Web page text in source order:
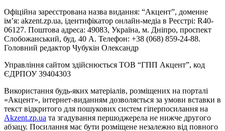
Офіційна зареєстрована назва видання: “Акцент”, доменне
ім’я: akzent.zp.ua, ідентифікатор онлайн-медіа в Реєстрі: R40-
06127. Поштова адреса: 49083, Україна, м. Дніпро, проспект
Слобожанський, буд. 40 А. Телефон: +38 (068) 859-24-88.
Головний редактор Чубукін Олександр
Управління сайтом здійснюється ТОВ “ГПП Акцент”, код
ЄДРПОУ 39404303
Використання будь-яких матеріалів, розміщених на порталі
«Акцент», інтернет-виданням дозволяється за умови вставки в
текст відкритого для пошукових систем гіперпосилання на
Akzent.zp.ua та згадування першоджерела не нижче другого
абзацу. Посилання має бути розміщене незалежно від повного